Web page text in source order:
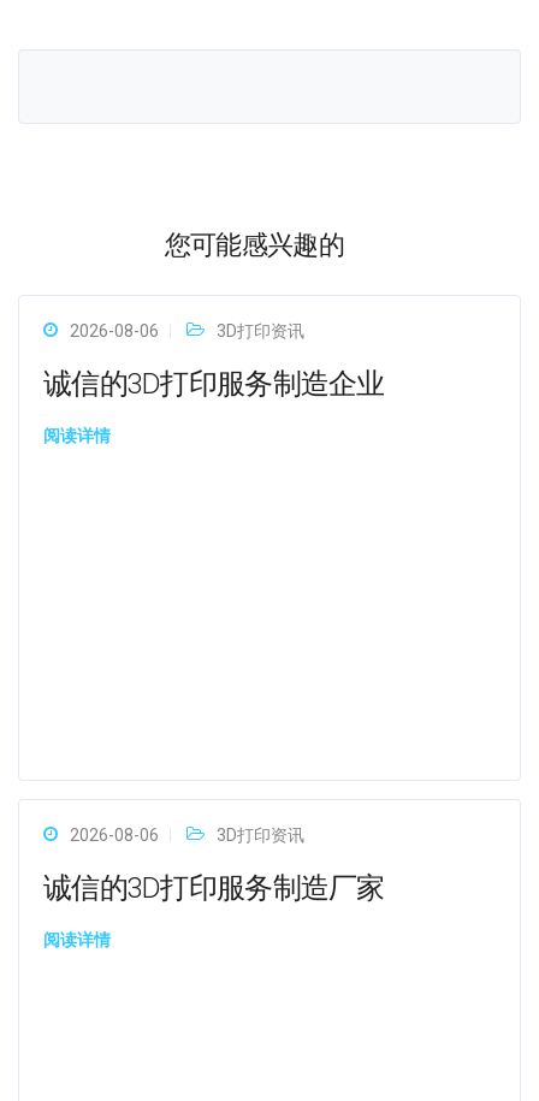
您可能感兴趣的
2026-08-06 3D打印资讯
诚信的3D打印服务制造企业
阅读详情
2026-08-06 3D打印资讯
诚信的3D打印服务制造厂家
阅读详情